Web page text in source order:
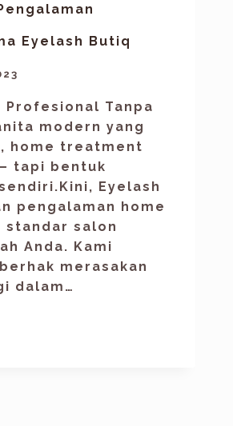
Eyelash Butiq
Profesional Tanpa
modern yang
home treatment
tapi bentuk
Eyelash
pengalaman home
salon
Anda. Kami
merasakan
dalam…